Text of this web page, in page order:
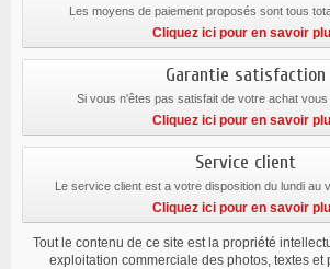
Les moyens de paiement proposés sont tous
Cliquez ici pour en savoir
Garantie satisfaction
Si vous n'êtes pas satisfait de votre achat
Cliquez ici pour en savoir
Service client
Le service client est a votre disposition du lundi au
Cliquez ici pour en savoir
Tout le contenu de ce site est la propriété
exploitation commerciale des photos, textes et